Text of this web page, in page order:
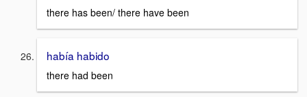
there has been/ there have been
había habido
there had been